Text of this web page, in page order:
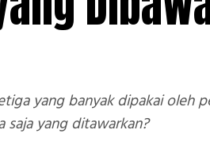
yang banyak dipakai
saja yang ditawarkan?